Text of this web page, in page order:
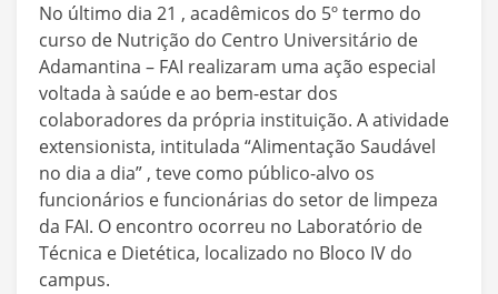
No último dia 21 , acadêmicos do 5º termo do
curso de Nutrição do Centro Universitário de
Adamantina – FAI realizaram uma ação especial
voltada à saúde e ao bem-estar dos
colaboradores da própria instituição. A atividade
extensionista, intitulada “Alimentação Saudável
no dia a dia” , teve como público-alvo os
funcionários e funcionárias do setor de limpeza
da FAI. O encontro ocorreu no Laboratório de
Técnica e Dietética, localizado no Bloco IV do
campus.